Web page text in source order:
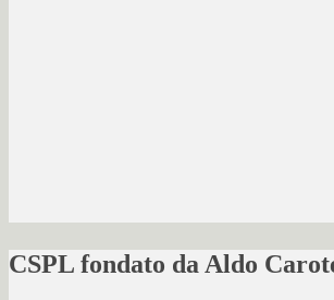
CSPL fondato da Aldo